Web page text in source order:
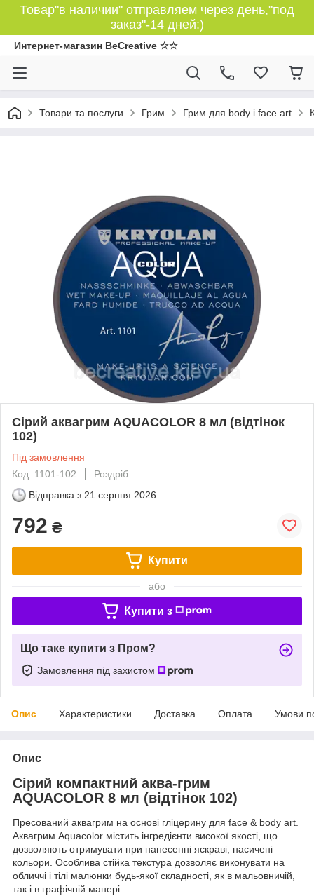
Товар"в наличии" отправляем через день,"под
заказ"-14 дней:)
Интернет-магазин BeCreative ☆☆
Товари та послуги Грим Грим для body і face art
Сірий аквагрим AQUACOLOR 8 мл (відтінок
102)
Під замовлення
Код: 1101-102
Роздріб
Відправка з 21 серпня 2026
792 ₴
Купити
або
Купити з
Що таке купити з Пром?
Замовлення під захистом
Опис Характеристики Доставка Оплата Умови
Опис
Сірий компактний аква-грим
AQUACOLOR 8 мл (відтінок 102)
Пресований аквагрим на основі гліцерину для face & body art.
Аквагрим Aquacolor містить інгредієнти високої якості, що
дозволяють отримувати при нанесенні яскраві, насичені
кольори. Особлива стійка текстура дозволяє виконувати на
обличчі і тілі малюнки будь-якої складності, як в мальовничій,
так і в графічній манері.